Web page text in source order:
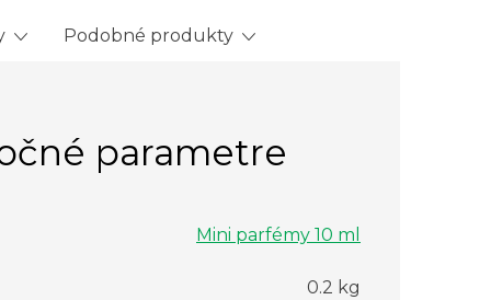
Podobné produkty
parametre
Mini parfémy 10 ml
0.2 kg